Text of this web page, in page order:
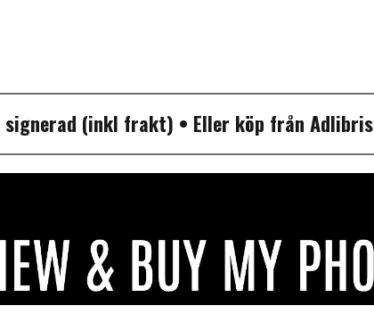
signerad (inkl frakt) • Eller köp från Adlibris